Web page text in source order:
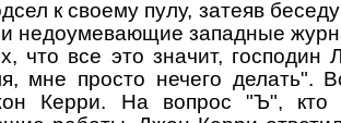
к своему пулу, затеяв
недоумевающие западные
что все это значит, господин
мне просто нечего делать".
Керри. На вопрос "Ъ", кто